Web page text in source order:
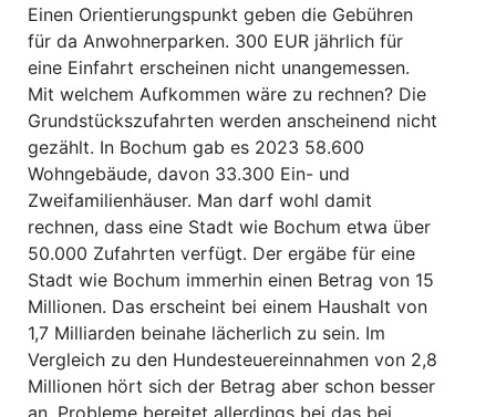
Einen Orientierungspunkt geben die Gebühren
für da Anwohnerparken. 300 EUR jährlich für
eine Einfahrt erscheinen nicht unangemessen.
Mit welchem Aufkommen wäre zu rechnen? Die
Grundstückszufahrten werden anscheinend nicht
gezählt. In Bochum gab es 2023 58.600
Wohngebäude, davon 33.300 Ein- und
Zweifamilienhäuser. Man darf wohl damit
rechnen, dass eine Stadt wie Bochum etwa über
50.000 Zufahrten verfügt. Der ergäbe für eine
Stadt wie Bochum immerhin einen Betrag von 15
Millionen. Das erscheint bei einem Haushalt von
1,7 Milliarden beinahe lächerlich zu sein. Im
Vergleich zu den Hundesteuereinnahmen von 2,8
Millionen hört sich der Betrag aber schon besser
an. Probleme bereitet allerdings bei das bei